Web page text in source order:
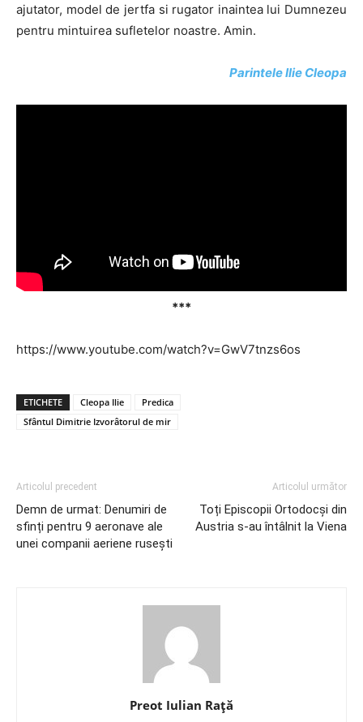
ajutator, model de jertfa si rugator inaintea lui Dumnezeu
pentru mintuirea sufletelor noastre. Amin.
Parintele Ilie Cleopa
***
https://www.youtube.com/watch?v=GwV7tnzs6os
ETICHETE Cleopa Ilie
Predica
Sfântul Dimitrie Izvorâtorul de mir
Articolul precedent
Demn de urmat: Denumiri de
sfinți pentru 9 aeronave ale
unei companii aeriene rusești
Articolul următor
Toți Episcopii Ortodocși din
Austria s-au întâlnit la Viena
Preot Iulian Raţă